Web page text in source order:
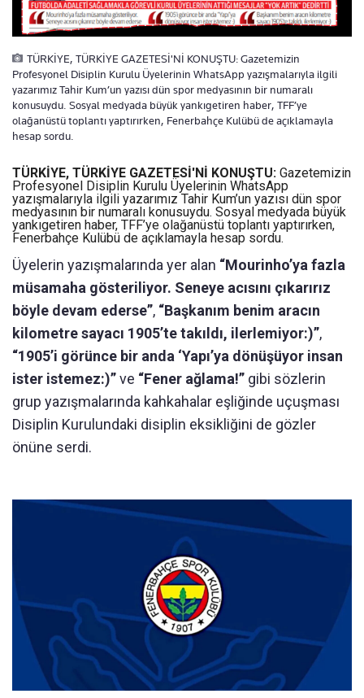
TÜRKİYE, TÜRKİYE GAZETESİ'Nİ KONUŞTU: Gazetemizin
Profesyonel Disiplin Kurulu Üyelerinin WhatsApp yazışmalarıyla ilgili
yazarımız Tahir Kum’un yazısı dün spor medyasının bir numaralı
konusuydu. Sosyal medyada büyük yankıgetiren haber, TFF’ye
olağanüstü toplantı yaptırırken, Fenerbahçe Kulübü de açıklamayla
hesap sordu.
TÜRKİYE, TÜRKİYE GAZETESİ'Nİ KONUŞTU: Gazetemizin
Profesyonel Disiplin Kurulu Üyelerinin WhatsApp
yazışmalarıyla ilgili yazarımız Tahir Kum’un yazısı dün spor
medyasının bir numaralı konusuydu. Sosyal medyada büyük
yankıgetiren haber, TFF’ye olağanüstü toplantı yaptırırken,
Fenerbahçe Kulübü de açıklamayla hesap sordu.
Üyelerin yazışmalarında yer alan “Mourinho’ya fazla
müsamaha gösteriliyor. Seneye acısını çıkarırız
böyle devam ederse”, “Başkanım benim aracın
kilometre sayacı 1905’te takıldı, ilerlemiyor:)”,
“1905’i görünce bir anda ‘Yapı’ya dönüşüyor insan
ister istemez:)”ve “Fener ağlama!” gibi sözlerin
grup yazışmalarında kahkahalar eşliğinde uçuşması
Disiplin Kurulundaki disiplin eksikliğini de gözler
önüne serdi.